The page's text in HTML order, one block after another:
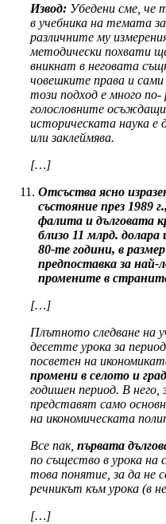
Извод: Убедени сме, че
в учебника на темата
различните му
методически похвати
вникнат в неговата
човешките права и
този подход е много
голословните
историческата наука е
или заклеймява.
[…]
Отсъства ясно
състояние през 1989
фалита и дълговата
близо 11 млрд.
80-те години, в
предпоставка за
промените в
[…]
Плътното следване на
десетте урока за
посветен на
промени в селото и
годишен период. В
представят само
на икономическата
Все пак, първата
по същество в урока на
това понятие, за да не
речникът към урока (в
[…]